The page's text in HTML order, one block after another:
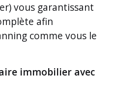
vous garantissant
afin
comme vous le
immobilier avec